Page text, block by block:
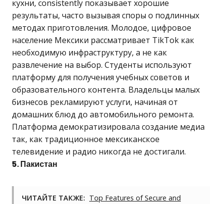
кухни, consistently показывает хорошие
результаты, часто вызывая споры о подлинных
методах приготовления. Молодое, цифровое
население Мексики рассматривает TikTok как
необходимую инфраструктуру, а не как
развлечение на выбор. Студенты используют
платформу для получения учебных советов и
образовательного контента. Владельцы малых
бизнесов рекламируют услуги, начиная от
домашних блюд до автомобильного ремонта.
Платформа демократизировала создание медиа
так, как традиционное мексиканское
телевидение и радио никогда не достигали.
5. Пакистан
ЧИТАЙТЕ ТАКЖЕ: Top Features of Secure and